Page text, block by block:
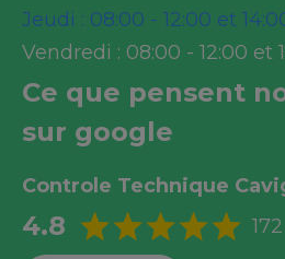
Jeudi : 08:00 - 12:00 et
Vendredi : 08:00 - 12:00 et
Ce que pensent
sur google
Controle Technique
4.8